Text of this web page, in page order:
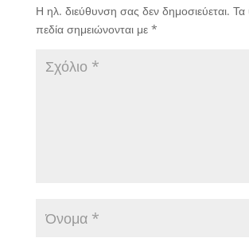
Η ηλ. διεύθυνση σας δεν δημοσιεύεται. Τα
πεδία σημειώνονται με *